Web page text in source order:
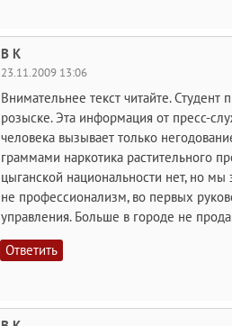
В К
23.11.2009 13:06
Внимательнее текст читайте.
розыске. Эта информация от пресс-
человека вызывает только
граммами наркотика растительного
цыганской национальности нет, но мы
не профессионализм, во первых
управления. Больше в городе не
Ответить